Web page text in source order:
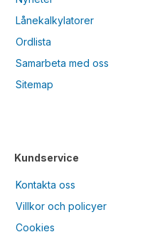
Lånekalkylatorer
Ordlista
Samarbeta med oss
Sitemap
Kundservice
Kontakta oss
Villkor och policyer
Cookies